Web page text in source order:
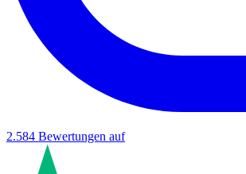
2.584 Bewertungen auf